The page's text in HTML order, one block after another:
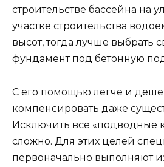
строительстве бассейна на
участке строительства
высот, тогда лучше выбрать
фундамент под бетонную
С его помощью легче и
компенсировать даже
Исключить все «подводные
сложно. Для этих целей
первоначально выполняют